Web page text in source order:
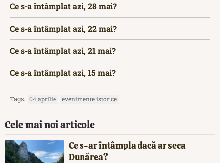
Ce s-a întâmplat azi, 28 mai?
Ce s-a întâmplat azi, 22 mai?
Ce s-a întâmplat azi, 21 mai?
Ce s-a întâmplat azi, 15 mai?
Tags: 04 aprilie evenimente istorice
Cele mai noi articole
Ce s-ar întâmpla dacă ar seca
Dunărea?